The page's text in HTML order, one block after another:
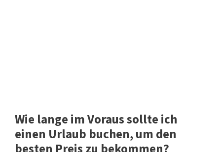
Wie lange im Voraus sollte ich
einen Urlaub buchen, um den
besten Preis zu bekommen?